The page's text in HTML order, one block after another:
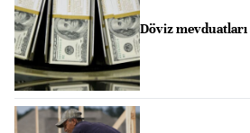
Döviz mevduatları